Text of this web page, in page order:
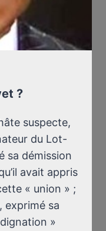
?
suspecte,
du Lot-
sa démission
avait appris
« union » ;
exprimé sa
»